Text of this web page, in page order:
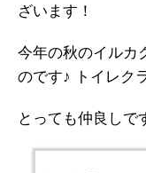
ざいます！
今年の秋のイルカ
のです♪ トイレク
とっても仲良しで